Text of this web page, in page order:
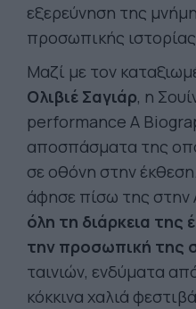
εξερεύνηση της
προσωπικής ιστορίας.
Mαζί με τον
Ολιβιέ Σαγιάρ, η
performance A
αποσπάσματα της
σε οθόνη στην
άφησε πίσω της στην
όλη τη διάρκεια
την προσωπική της
ταινιών, ενδύματα
κόκκινα χαλιά